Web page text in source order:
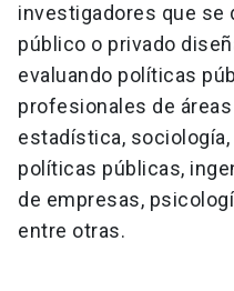
investigadores que se
público o privado
evaluando políticas
profesionales de
estadística,
políticas públicas,
de empresas,
entre otras.